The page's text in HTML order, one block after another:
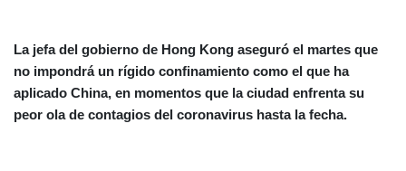
La jefa del gobierno de Hong Kong aseguró el martes que
no impondrá un rígido confinamiento como el que ha
aplicado China, en momentos que la ciudad enfrenta su
peor ola de contagios del coronavirus hasta la fecha.